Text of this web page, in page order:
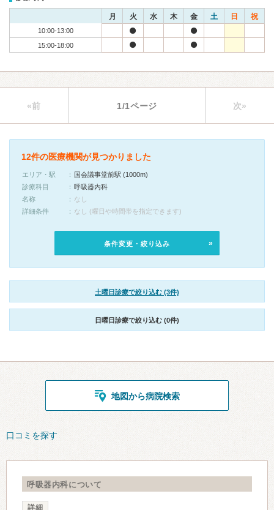
月 火 水 木 金 土 日 祝
10:00-13:00
15:00-18:00
«前 1/1ページ 次»
12件の医療機関が見つかりました
エリア・駅
国会議事堂前駅 (1000m)
診療科目
呼吸器内科
名称
なし
詳細条件
なし (曜日や時間帯を指定できます)
条件変更・絞り込み
土曜日診療で絞り込む (3件)
日曜日診療で絞り込む (0件)
地図から病院検索
口コミを探す
呼吸器内科について
詳細